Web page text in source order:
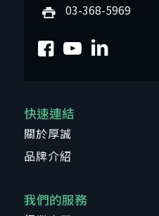
03-368-5969
快速連結
關於厚誠
品牌介紹
我們的服務